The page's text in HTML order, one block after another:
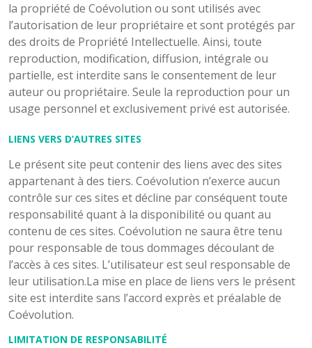
la propriété de Coévolution ou sont utilisés avec
l’autorisation de leur propriétaire et sont protégés par
des droits de Propriété Intellectuelle. Ainsi, toute
reproduction, modification, diffusion, intégrale ou
partielle, est interdite sans le consentement de leur
auteur ou propriétaire. Seule la reproduction pour un
usage personnel et exclusivement privé est autorisée.
LIENS VERS D’AUTRES SITES
Le présent site peut contenir des liens avec des sites
appartenant à des tiers. Coévolution n’exerce aucun
contrôle sur ces sites et décline par conséquent toute
responsabilité quant à la disponibilité ou quant au
contenu de ces sites. Coévolution ne saura être tenu
pour responsable de tous dommages découlant de
l’accès à ces sites. L’utilisateur est seul responsable de
leur utilisation.La mise en place de liens vers le présent
site est interdite sans l’accord exprès et préalable de
Coévolution.
LIMITATION DE RESPONSABILITÉ